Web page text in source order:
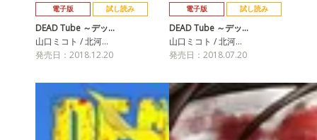
電子版 試し読み
DEAD Tube ～デッ…
山口ミコト / 北河…
発売日：2018.12.20
電子版 試し読み
DEAD Tube ～デッ…
山口ミコト / 北河…
発売日：2018.07.20